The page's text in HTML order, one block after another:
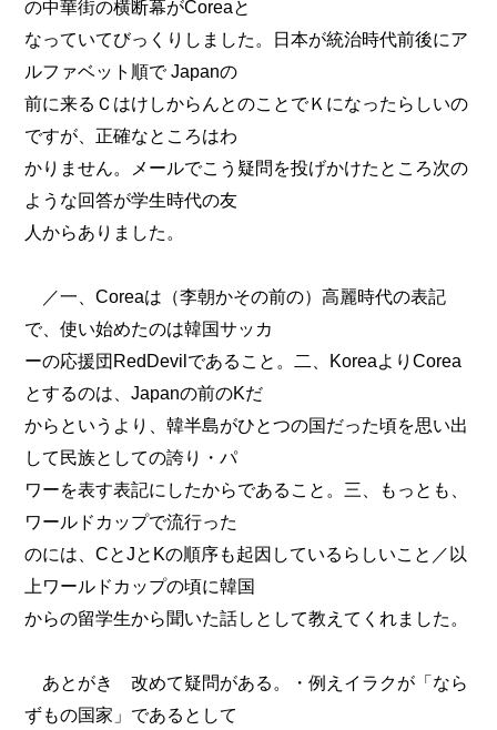
の中華街の横断幕がCoreaと
なっていてびっくりしました。日本が統治時代前後にア
ルファベット順で Japanの
前に来るＣはけしからんとのことでＫになったらしいの
ですが、正確なところはわ
かりません。メールでこう疑問を投げかけたところ次の
ような回答が学生時代の友
人からありました。
／一、Coreaは（李朝かその前の）高麗時代の表記
で、使い始めたのは韓国サッカ
ーの応援団RedDevilであること。二、KoreaよりCorea
とするのは、Japanの前のKだ
からというより、韓半島がひとつの国だった頃を思い出
して民族としての誇り・パ
ワーを表す表記にしたからであること。三、もっとも、
ワールドカップで流行った
のには、CとJとKの順序も起因しているらしいこと／以
上ワールドカップの頃に韓国
からの留学生から聞いた話しとして教えてくれました。
あとがき 改めて疑問がある。・例えイラクが「なら
ずもの国家」であるとして